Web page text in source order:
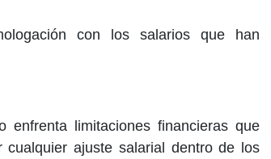
con los salarios que han
limitaciones financieras que
ajuste salarial dentro de los